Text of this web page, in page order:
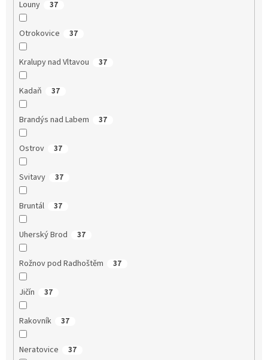
Louny 37
Otrokovice 37
Kralupy nad Vltavou 37
Kadaň 37
Brandýs nad Labem 37
Ostrov 37
Svitavy 37
Bruntál 37
Uherský Brod 37
Rožnov pod Radhoštěm 37
Jičín 37
Rakovník 37
Neratovice 37